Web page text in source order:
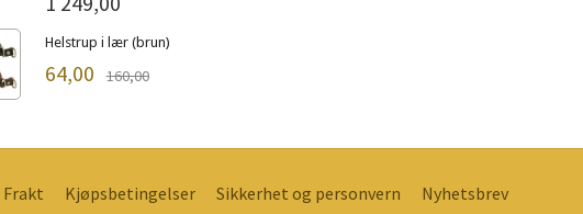
Helstrup i lær (brun)
64,00 160,00
Frakt Kjøpsbetingelser Sikkerhet og personvern Nyhetsbrev